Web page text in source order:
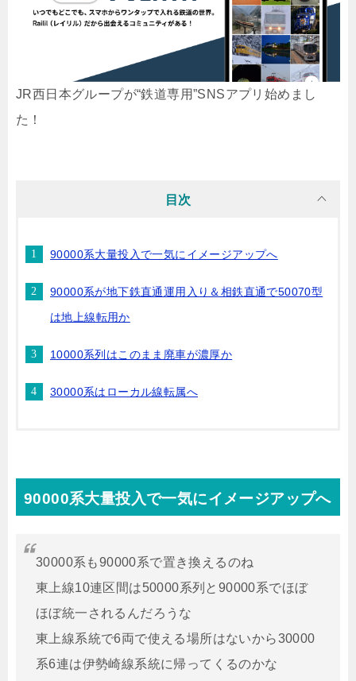
JR西日本グループが“鉄道専用”SNSアプリ始めまし
た！
目次
90000系大量投入で一気にイメージアップへ
90000系が地下鉄直通運用入り＆相鉄直通で50070型
は地上線転用か
10000系列はこのまま廃車が濃厚か
30000系はローカル線転属へ
90000系大量投入で一気にイメージアップへ
30000系も90000系で置き換えるのね
東上線10連区間は50000系列と90000系でほぼ
ほぼ統一されるんだろうな
東上線系統で6両で使える場所はないから30000
系6連は伊勢崎線系統に帰ってくるのかな